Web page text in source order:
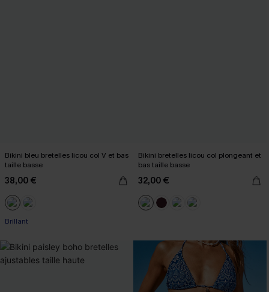
Bikini bleu bretelles licou col V et bas
taille basse
38,00 €
Brillant
Bikini bretelles licou col plongeant et
bas taille basse
32,00 €